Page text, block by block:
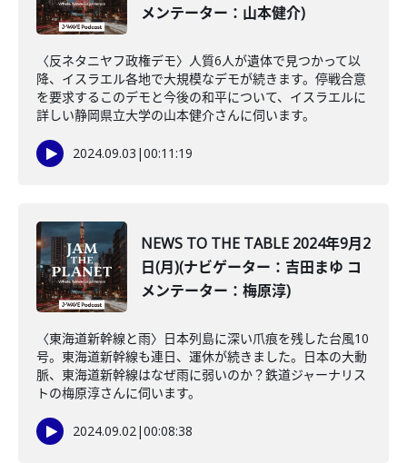
メンテーター：山本健介)
〈反ネタニヤフ政権デモ〉人質6人が遺体で見つかって以
降、イスラエル各地で大規模なデモが続きます。停戦合意
を要求するこのデモと今後の和平について、イスラエルに
詳しい静岡県立大学の山本健介さんに伺います。
2024.09.03 |00:11:19
NEWS TO THE TABLE 2024年9月2
日(月)(ナビゲーター：吉田まゆ コ
メンテーター：梅原淳)
〈東海道新幹線と雨〉日本列島に深い爪痕を残した台風10
号。東海道新幹線も連日、運休が続きました。日本の大動
脈、東海道新幹線はなぜ雨に弱いのか？鉄道ジャーナリス
トの梅原淳さんに伺います。
2024.09.02|00:08:38